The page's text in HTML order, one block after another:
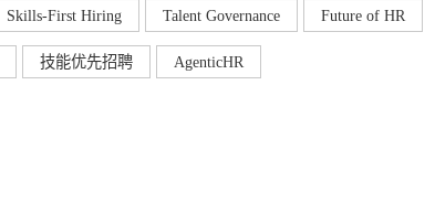
Skills-First Hiring Talent Governance Future of HR
技能优先招聘 AgenticHR